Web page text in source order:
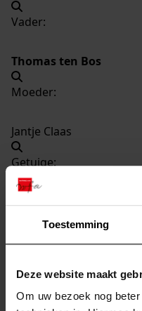
Toestemming
Deze website maakt
Om uw bezoek nog
Vader:
Thomas ten Bos
Moeder:
Jantje Claas
Getuige:
Fokjen Jans
Kerkelijke gezindte:
Toegangsnummer:
1702-09 Doop-, trouw-